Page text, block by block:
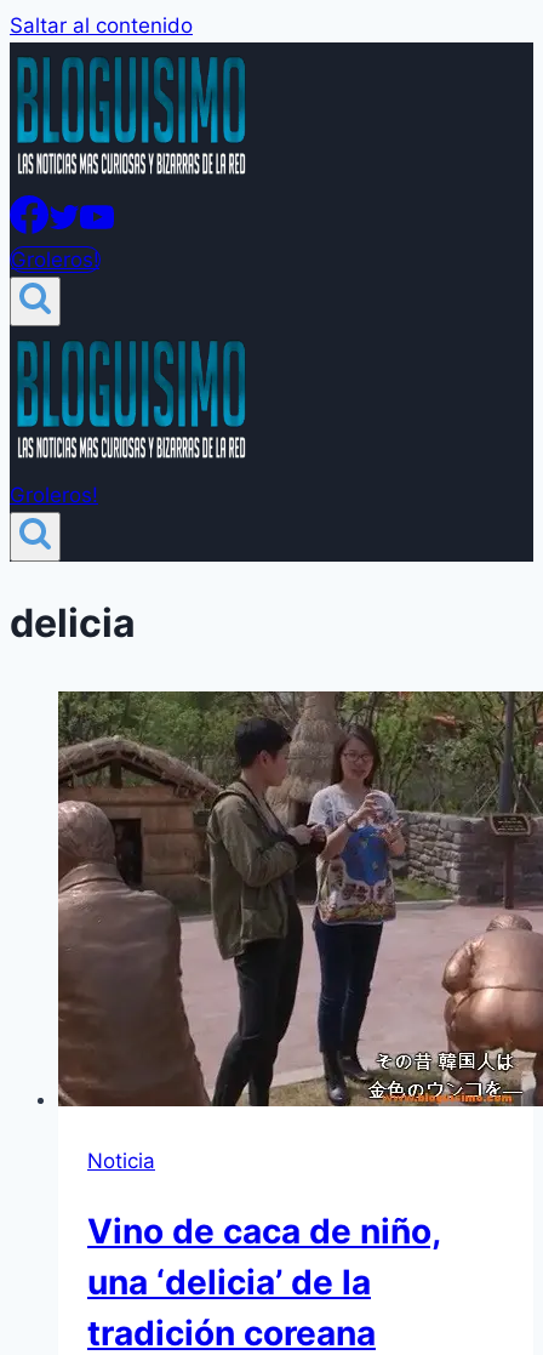
Saltar al contenido
Groleros!
Groleros!
delicia
Noticia
Vino de caca de niño,
una ‘delicia’ de la
tradición coreana